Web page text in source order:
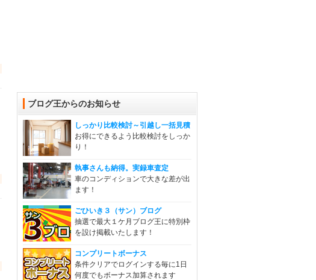
ブログ王からのお知らせ
しっかり比較検討～引越し一括見積
お得にできるよう比較検討をしっか
り！
執事さんも納得。実録車査定
車のコンディションで大きな差が出
ます！
ごひいき３（サン）ブログ
抽選で最大１ケ月ブログ王に特別枠
を設け掲載いたします！
コンプリートボーナス
条件クリアでログインする毎に1日
何度でもボーナス加算されます